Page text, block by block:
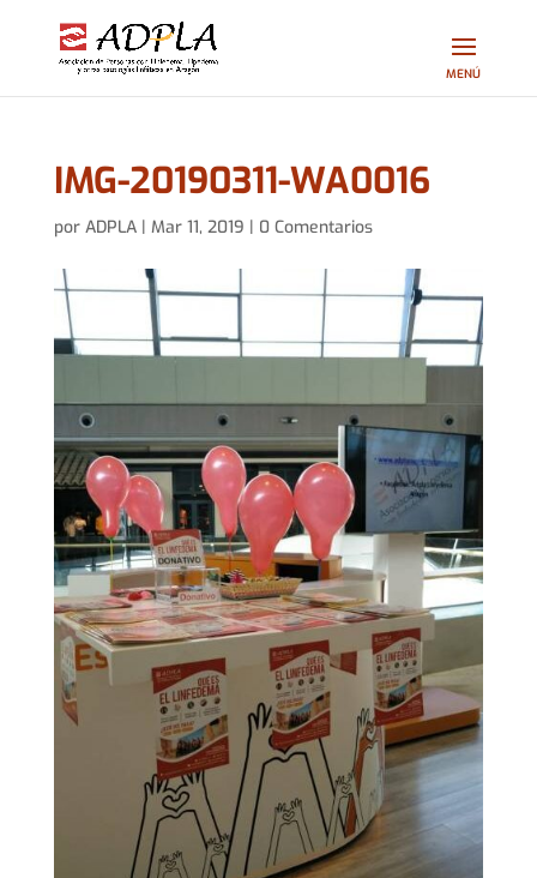
IMG-20190311-WA0016
por ADPLA| Mar 11, 2019 | 0 Comentarios